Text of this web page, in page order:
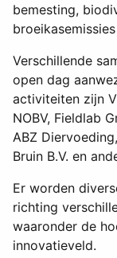
bemesting,
Verschillende
open dag
activiteiten zijn
NOBV, Fieldlab
ABZ
Bruin B.V. en
Er worden
richting
waaronder de
innovatieveld.